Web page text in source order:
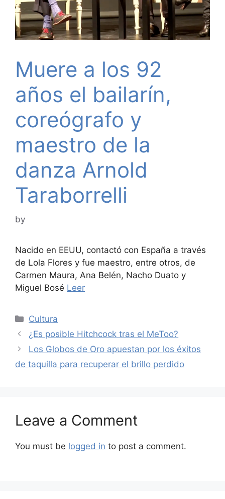
Muere a los 92
años el bailarín,
coreógrafo y
maestro de la
danza Arnold
Taraborrelli
by
Nacido en EEUU, contactó con España a través
de Lola Flores y fue maestro, entre otros, de
Carmen Maura, Ana Belén, Nacho Duato y
Miguel Bosé Leer
Categories
Cultura
¿Es posible Hitchcock tras el MeToo?
Los Globos de Oro apuestan por los éxitos
de taquilla para recuperar el brillo perdido
Leave a Comment
You must be logged in to post a comment.